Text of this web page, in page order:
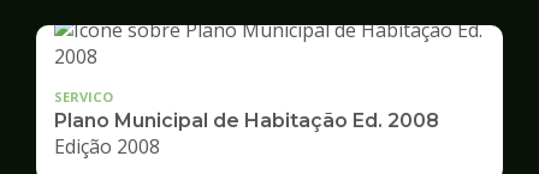
Urbano
SERVICO
Plano Municipal de Habitação Ed. 2008
Edição 2008